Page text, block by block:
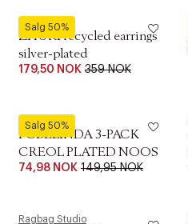
Salg 50%
Pilgrim
ZHURI recycled earrings
silver-plated
179,50 NOK 359 NOK
Salg 50%
Pieces
PCBELINDA 3-PACK
CREOL PLATED NOOS
74,98 NOK 149,95 NOK
Ragbag Studio